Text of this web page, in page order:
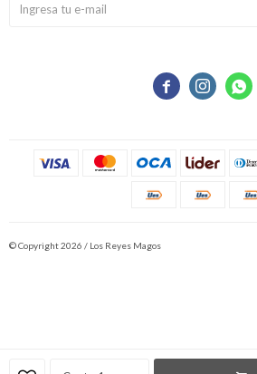
  
© Copyright 2026 / Los Reyes Magos